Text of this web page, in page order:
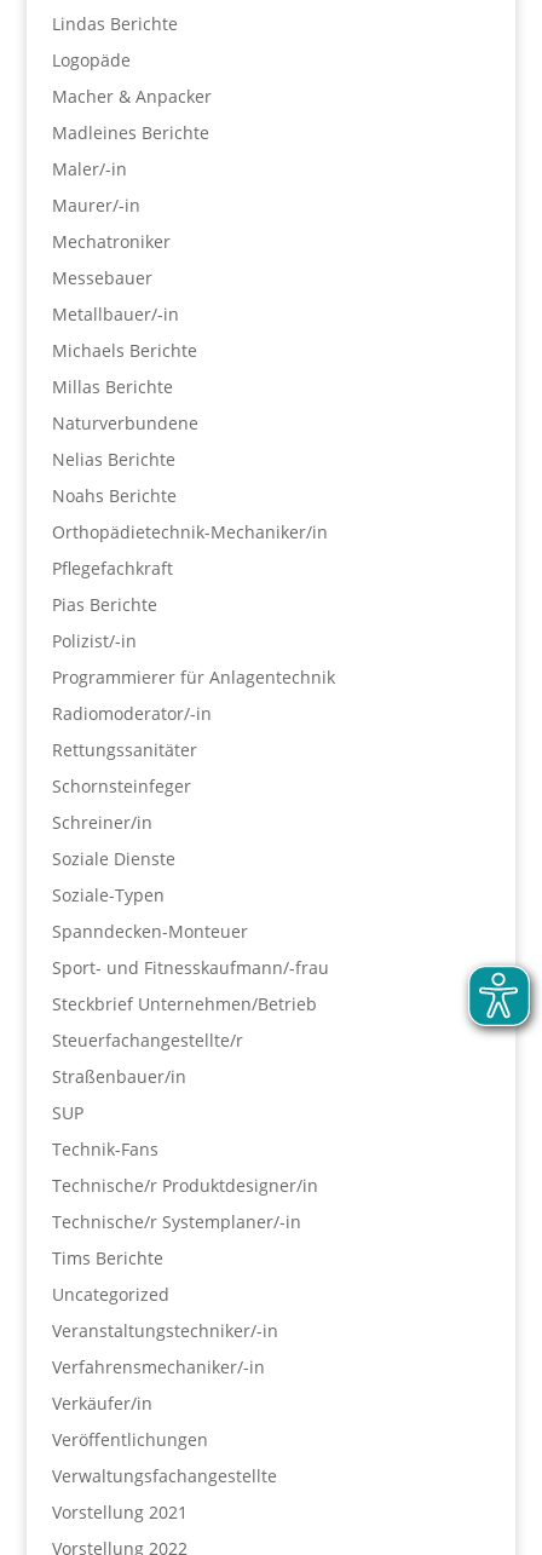
Lindas Berichte
Logopäde
Macher & Anpacker
Madleines Berichte
Maler/-in
Maurer/-in
Mechatroniker
Messebauer
Metallbauer/-in
Michaels Berichte
Millas Berichte
Naturverbundene
Nelias Berichte
Noahs Berichte
Orthopädietechnik-Mechaniker/in
Pflegefachkraft
Pias Berichte
Polizist/-in
Programmierer für Anlagentechnik
Radiomoderator/-in
Rettungssanitäter
Schornsteinfeger
Schreiner/in
Soziale Dienste
Soziale-Typen
Spanndecken-Monteuer
Sport- und Fitnesskaufmann/-frau
Steckbrief Unternehmen/Betrieb
Steuerfachangestellte/r
Straßenbauer/in
SUP
Technik-Fans
Technische/r Produktdesigner/in
Technische/r Systemplaner/-in
Tims Berichte
Uncategorized
Veranstaltungstechniker/-in
Verfahrensmechaniker/-in
Verkäufer/in
Veröffentlichungen
Verwaltungsfachangestellte
Vorstellung 2021
Vorstellung 2022